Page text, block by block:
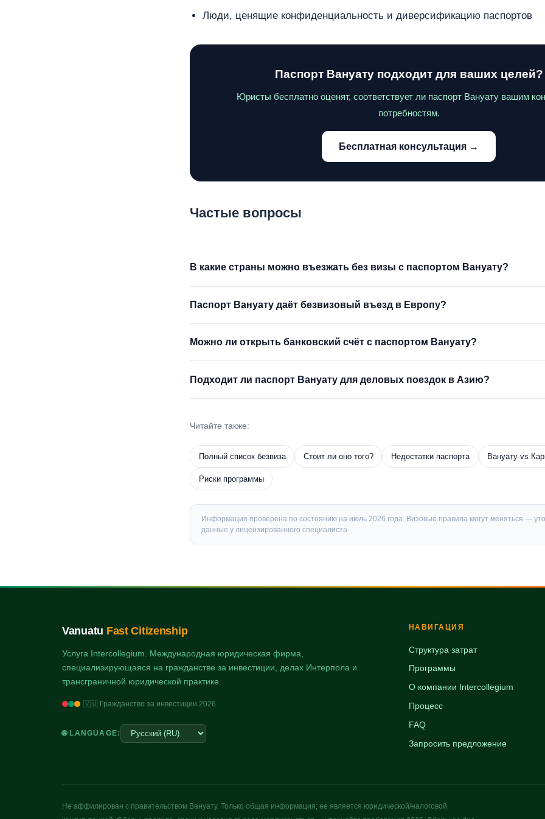
Люди, ценящие конфиденциальность и диверсификацию паспортов
Паспорт Вануату подходит для ваших целей?
Юристы бесплатно оценят, соответствует ли паспорт Вануату вашим
потребностям.
Бесплатная консультация →
Частые вопросы
В какие страны можно въезжать без визы с паспортом Вануату?
Паспорт Вануату даёт безвизовый въезд в Европу?
Можно ли открыть банковский счёт с паспортом Вануату?
Подходит ли паспорт Вануату для деловых поездок в Азию?
Читайте также:
Полный список безвиза Стоит ли оно того? Недостатки паспорта Вануату vs
Риски программы
Информация проверена по состоянию на июль 2026 года. Визовые правила могут меняться —
данные у лицензированного специалиста.
Vanuatu Fast Citizenship
Услуга Intercollegium. Международная юридическая фирма,
специализирующаяся на гражданстве за инвестиции, делах Интерпола и
трансграничной юридической практике.
🇻🇺 Гражданство за инвестиции 2026
🌐 LANGUAGE:
НАВИГАЦИЯ
Структура затрат
Программы
О компании Intercollegium
Процесс
FAQ
Запросить предложение
Не аффилирован с правительством Вануату. Только общая информация; не является юридической/налоговой